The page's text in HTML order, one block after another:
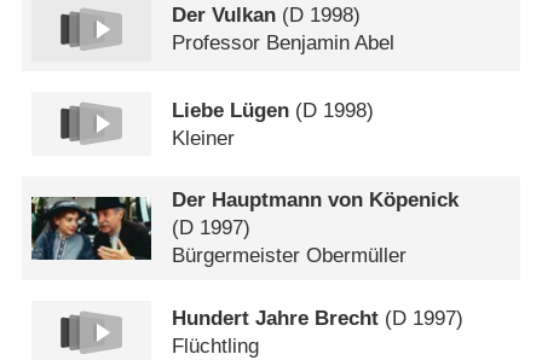
Der Vulkan (D 1998)
Professor Benjamin Abel
Liebe Lügen (D 1998)
Kleiner
Der Hauptmann von Köpenick
(D 1997)
Bürgermeister Obermüller
Hundert Jahre Brecht (D 1997)
Flüchtling